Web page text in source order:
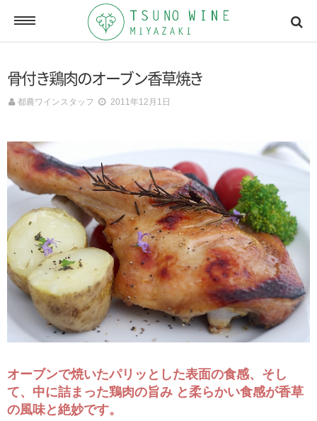
ONLINE SHOP
オンラインショッピング
NEWSLETTERS
ACCESSMAP
アクセスマップ
CONTACT
お問い合わせ
求人情報
骨付き鶏肉のオーブン香草焼き
都農ワインスタッフ 2011年12月1日
オーブンで焼いたパリッとした表面の食感、そし
て、中に詰まった鶏肉の旨み と柔らかい食感が香草
の風味と絶妙です。